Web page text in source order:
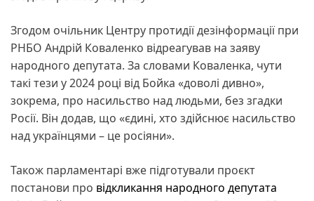
Згодом очільник Центру протидії дезінформації при
РНБО Андрій Коваленко відреагував на заяву
народного депутата. За словами Коваленка, чути
такі тези у 2024 році від Бойка «доволі дивно»,
зокрема, про насильство над людьми, без згадки
Росії. Він додав, що «єдині, хто здійснює насильство
над українцями – це росіяни».
Також парламентарі вже підготували проєкт
постанови про відкликання народного депутата